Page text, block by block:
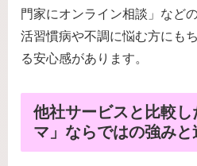
門家にオンライン相談」など
活習慣病や不調に悩む方にも
る安心感があります。
他社サービスと比較
マ」ならではの強みと